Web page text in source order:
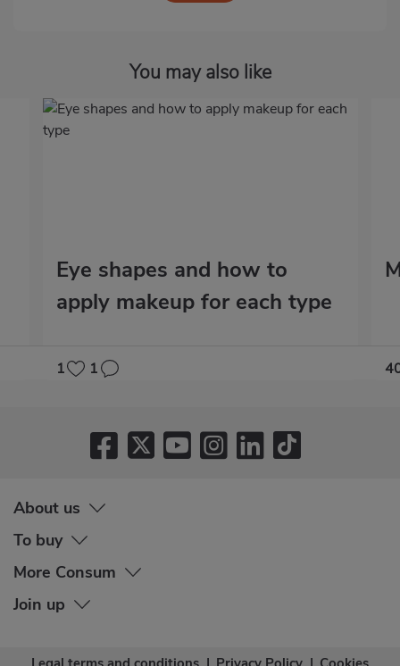
You may also like
Eye shapes and how to
apply makeup for each type
1 1
About us
To buy
More Consum
Join up